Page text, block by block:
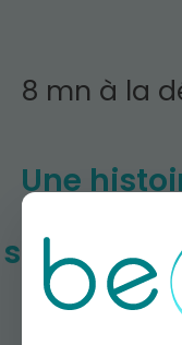
Une
8 mn à la